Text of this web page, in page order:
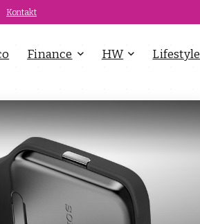
Kontakt
Finance HW Lifestyle